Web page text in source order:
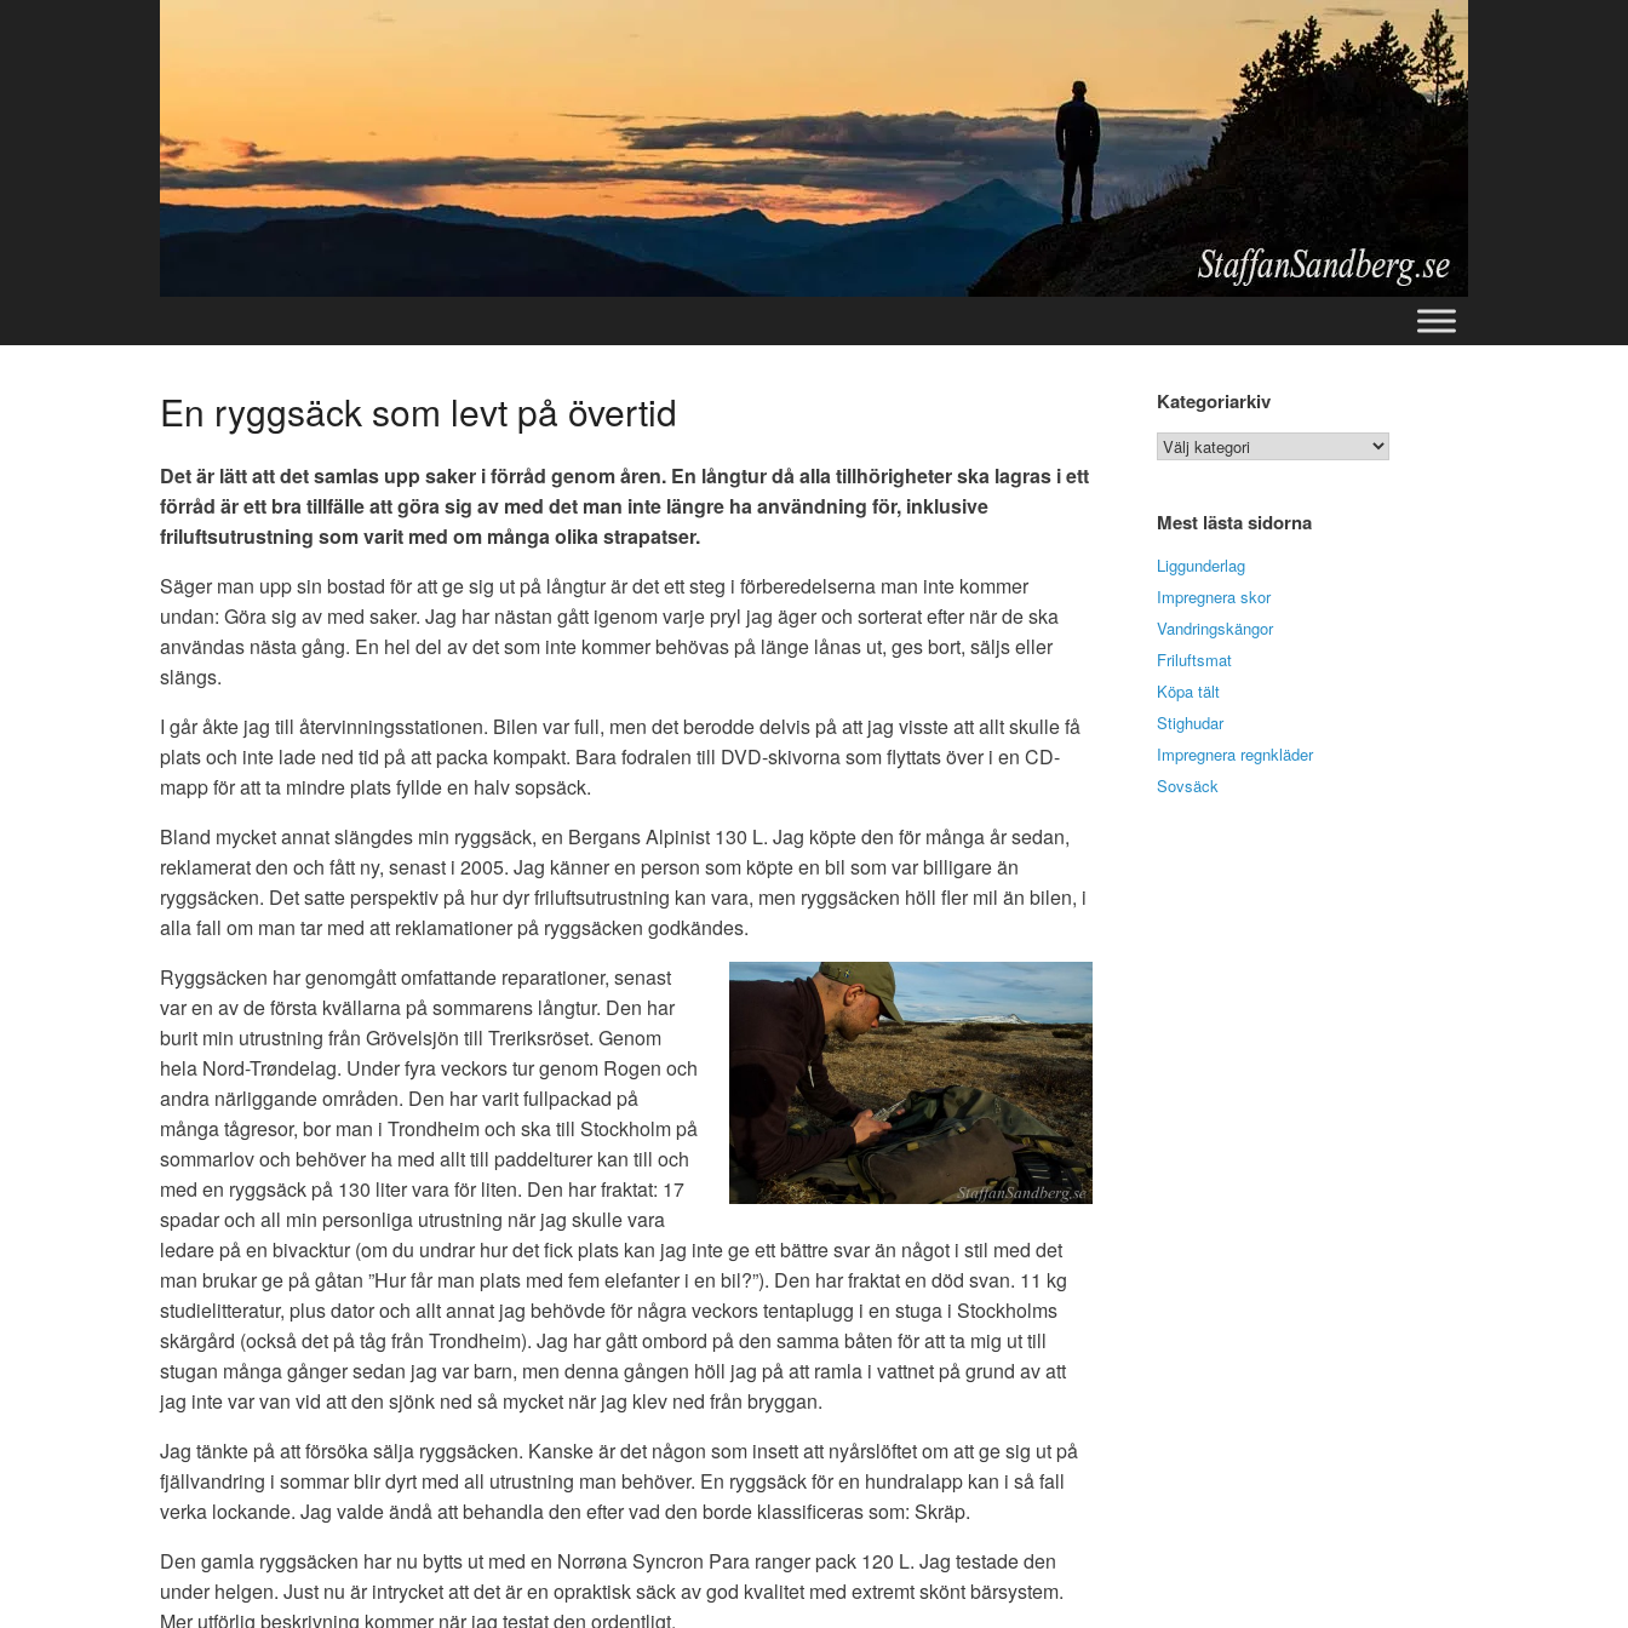
En ryggsäck som levt på övertid
Det är lätt att det samlas upp saker i förråd genom åren. En långtur då alla tillhörigheter ska lagras i ett
förråd är ett bra tillfälle att göra sig av med det man inte längre ha användning för, inklusive
friluftsutrustning som varit med om många olika strapatser.
Säger man upp sin bostad för att ge sig ut på långtur är det ett steg i förberedelserna man inte kommer
undan: Göra sig av med saker. Jag har nästan gått igenom varje pryl jag äger och sorterat efter när de ska
användas nästa gång. En hel del av det som inte kommer behövas på länge lånas ut, ges bort, säljs eller
slängs.
I går åkte jag till återvinningsstationen. Bilen var full, men det berodde delvis på att jag visste att allt skulle få
plats och inte lade ned tid på att packa kompakt. Bara fodralen till DVD-skivorna som flyttats över i en CD-
mapp för att ta mindre plats fyllde en halv sopsäck.
Bland mycket annat slängdes min ryggsäck, en Bergans Alpinist 130 L. Jag köpte den för många år sedan,
reklamerat den och fått ny, senast i 2005. Jag känner en person som köpte en bil som var billigare än
ryggsäcken. Det satte perspektiv på hur dyr friluftsutrustning kan vara, men ryggsäcken höll fler mil än bilen, i
alla fall om man tar med att reklamationer på ryggsäcken godkändes.
Ryggsäcken har genomgått omfattande reparationer, senast
var en av de första kvällarna på sommarens långtur. Den har
burit min utrustning från Grövelsjön till Treriksröset. Genom
hela Nord-Trøndelag. Under fyra veckors tur genom Rogen och
andra närliggande områden. Den har varit fullpackad på
många tågresor, bor man i Trondheim och ska till Stockholm på
sommarlov och behöver ha med allt till paddelturer kan till och
med en ryggsäck på 130 liter vara för liten. Den har fraktat: 17
spadar och all min personliga utrustning när jag skulle vara
ledare på en bivacktur (om du undrar hur det fick plats kan jag inte ge ett bättre svar än något i stil med det
man brukar ge på gåtan ”Hur får man plats med fem elefanter i en bil?”). Den har fraktat en död svan. 11 kg
studielitteratur, plus dator och allt annat jag behövde för några veckors tentaplugg i en stuga i Stockholms
skärgård (också det på tåg från Trondheim). Jag har gått ombord på den samma båten för att ta mig ut till
stugan många gånger sedan jag var barn, men denna gången höll jag på att ramla i vattnet på grund av att
jag inte var van vid att den sjönk ned så mycket när jag klev ned från bryggan.
Jag tänkte på att försöka sälja ryggsäcken. Kanske är det någon som insett att nyårslöftet om att ge sig ut på
fjällvandring i sommar blir dyrt med all utrustning man behöver. En ryggsäck för en hundralapp kan i så fall
verka lockande. Jag valde ändå att behandla den efter vad den borde klassificeras som: Skräp.
Den gamla ryggsäcken har nu bytts ut med en Norrøna Syncron Para ranger pack 120 L. Jag testade den
under helgen. Just nu är intrycket att det är en opraktisk säck av god kvalitet med extremt skönt bärsystem.
Mer utförlig beskrivning kommer när jag testat den ordentligt.
Kategoriarkiv
Kategoriarkiv
Mest lästa sidorna
Liggunderlag
Impregnera skor
Vandringskängor
Friluftsmat
Köpa tält
Stighudar
Impregnera regnkläder
Sovsäck